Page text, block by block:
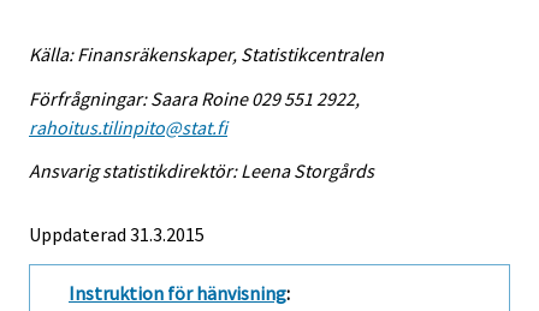
Källa: Finansräkenskaper, Statistikcentralen
Förfrågningar: Saara Roine 029 551 2922,
rahoitus.tilinpito@stat.fi
Ansvarig statistikdirektör: Leena Storgårds
Uppdaterad 31.3.2015
Instruktion för hänvisning: